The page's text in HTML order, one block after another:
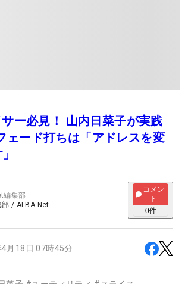
ー必見！ 山内日菜子が実践
ェード打ちは「アドレスを変
編集部
部 / ALBA Net
コメン
ト
0件
月18日 07時45分